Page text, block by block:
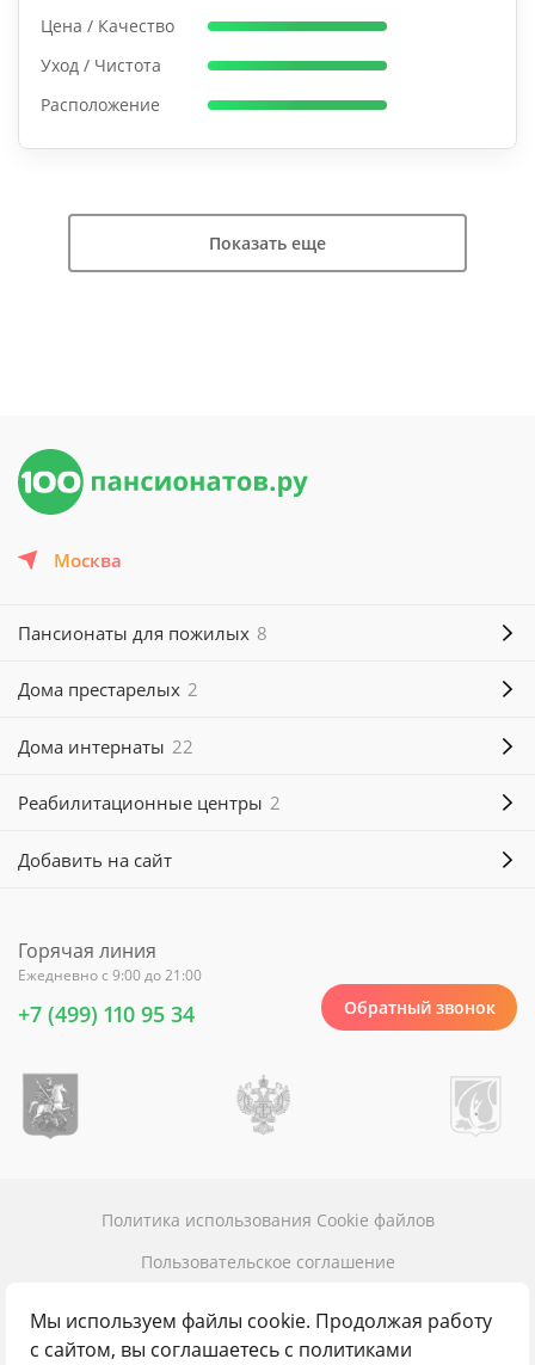
Цена / Качество
Уход / Чистота
Расположение
Показать еще
Москва
Добавить на сайт
Пансионаты для пожилых 8
Дома престарелых 2
Дома интернаты 22
Реабилитационные центры 2
Горячая линия
Ежедневно с 9:00 до 21:00
+7 (499) 110 95 34 Обратный звонок
Карта сайта
Пользовательское соглашение
Политика использования Cookie файлов
Мы используем файлы cookie. Продолжая работу
с сайтом, вы соглашаетесь с политиками